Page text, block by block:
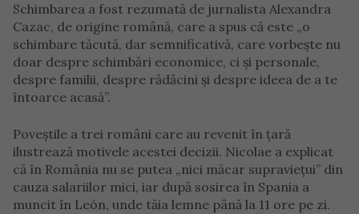
Schimbarea a fost rezumată de jurnalista Alexandra
Cazac, de origine română, care a spus că este „o
schimbare tăcută, dar semnificativă, care vorbește nu
doar despre schimbări economice, ci și personale,
despre familii, despre rădăcini și despre ideea de a te
întoarce acasă”.
Poveștile a trei români care au revenit în țară
ilustrează motivele acestei decizii. Nicolae a explicat
că în România nu se putea „nici măcar supraviețui” din
cauza salariilor mici, iar după sosirea în Spania a
muncit în León, unde tăia lemne până la 11 ore pe zi.